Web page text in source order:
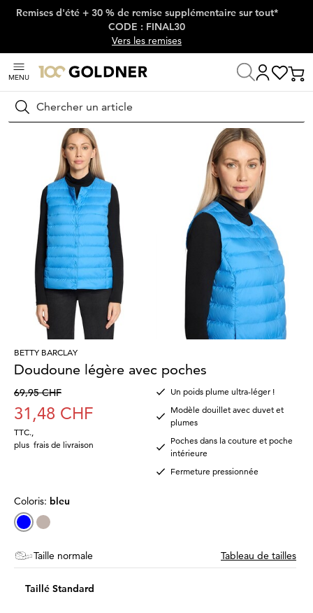
Passer la navigation, aller directement au contenu
Remises d'été + 30 % de remise supplémentaire sur tout*
CODE : FINAL30
Vers les remises
MENU
Rechercher
Maison Mode femme Vestes & blazers
BETTY BARCLAY
Doudoune légère avec poches
69,95 CHF
31,48 CHF
TTC.
plus frais de livraison
Un poids plume ultra-léger !
Modèle douillet avec duvet et
plumes
Poches dans la couture et poche
intérieure
Fermeture pressionnée
Coloris: bleu
Taille normale Tableau de tailles
Taillé Standard